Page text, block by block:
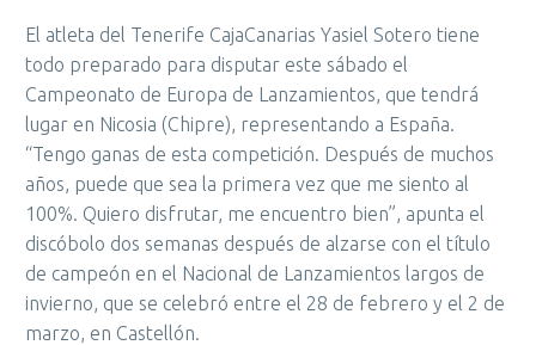
El atleta del Tenerife CajaCanarias Yasiel Sotero tiene
todo preparado para disputar este sábado el
Campeonato de Europa de Lanzamientos, que tendrá
lugar en Nicosia (Chipre), representando a España.
“Tengo ganas de esta competición. Después de muchos
años, puede que sea la primera vez que me siento al
100%. Quiero disfrutar, me encuentro bien”, apunta el
discóbolo dos semanas después de alzarse con el título
de campeón en el Nacional de Lanzamientos largos de
invierno, que se celebró entre el 28 de febrero y el 2 de
marzo, en Castellón.